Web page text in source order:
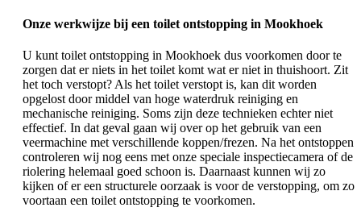
Onze werkwijze bij een toilet ontstopping in Mookhoek
U kunt toilet ontstopping in Mookhoek dus voorkomen door te
zorgen dat er niets in het toilet komt wat er niet in thuishoort. Zit
het toch verstopt? Als het toilet verstopt is, kan dit worden
opgelost door middel van hoge waterdruk reiniging en
mechanische reiniging. Soms zijn deze technieken echter niet
effectief. In dat geval gaan wij over op het gebruik van een
veermachine met verschillende koppen/frezen. Na het ontstoppen
controleren wij nog eens met onze speciale inspectiecamera of de
riolering helemaal goed schoon is. Daarnaast kunnen wij zo
kijken of er een structurele oorzaak is voor de verstopping, om zo
voortaan een toilet ontstopping te voorkomen.